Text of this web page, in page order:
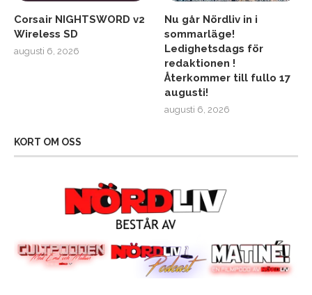
Corsair NIGHTSWORD v2
Wireless SD
augusti 6, 2026
Nu går Nördliv in i
sommarläge!
Ledighetsdags för
redaktionen !
Återkommer till fullo 17
augusti!
augusti 6, 2026
KORT OM OSS